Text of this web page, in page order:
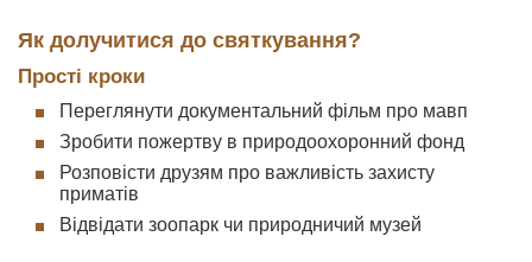
Як долучитися до святкування?
Прості кроки
Переглянути документальний фільм про мавп
Зробити пожертву в природоохоронний фонд
Розповісти друзям про важливість захисту
приматів
Відвідати зоопарк чи природничий музей